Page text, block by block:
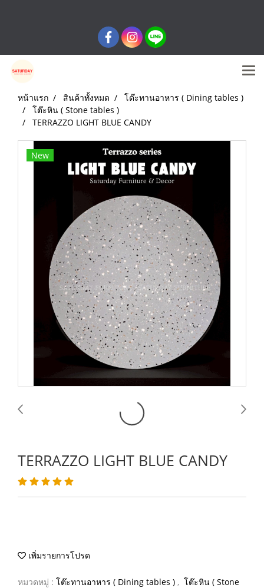
หน้าแรก สินค้าทั้งหมด
โต๊ะทานอาหาร ( Dining tables )
โต๊ะหิน ( Stone tables )
TERRAZZO LIGHT BLUE CANDY
New
TERRAZZO LIGHT BLUE CANDY
เพิ่มรายการโปรด
หมวดหมู่ : โต๊ะทานอาหาร ( Dining tables ) , โต๊ะหิน ( Stone